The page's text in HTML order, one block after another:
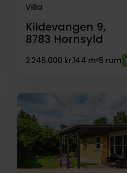
Villa
Kildevangen 9,
8783 Hornsyld
2.245.000 kr.144 m²5 rum